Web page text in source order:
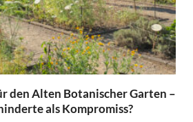
den Alten Botanischer Garten –
als Kompromiss?